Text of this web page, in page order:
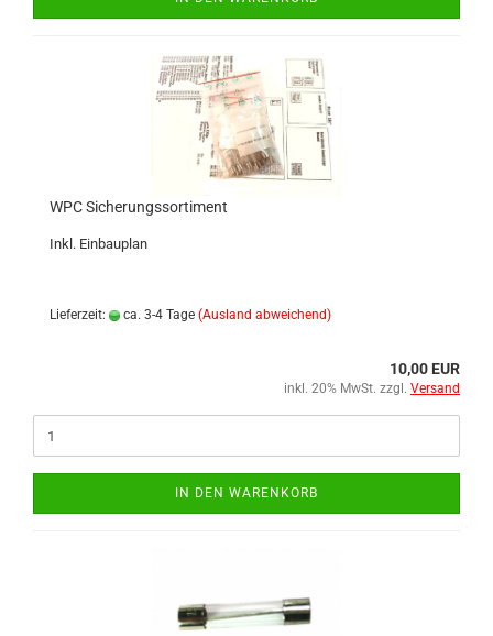
WPC Sicherungssortiment
Inkl. Einbauplan
Lieferzeit: ca. 3-4 Tage (Ausland abweichend)
10,00 EUR
inkl. 20% MwSt. zzgl. Versand
IN DEN WARENKORB